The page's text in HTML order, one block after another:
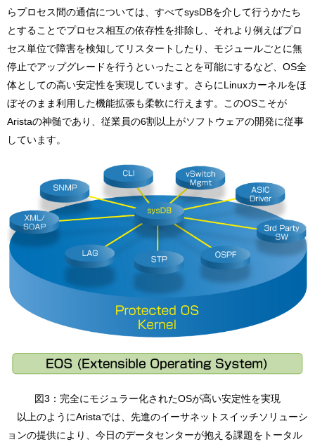
らプロセス間の通信については、すべてsysDBを介して行うかたち
とすることでプロセス相互の依存性を排除し、それより例えばプロ
セス単位で障害を検知してリスタートしたり、モジュールごとに無
停止でアップグレードを行うといったことを可能にするなど、OS全
体としての高い安定性を実現しています。さらにLinuxカーネルをほ
ぼそのまま利用した機能拡張も柔軟に行えます。このOSこそが
Aristaの神髄であり、従業員の6割以上がソフトウェアの開発に従事
しています。
図3：完全にモジュラー化されたOSが高い安定性を実現
以上のようにAristaでは、先進のイーサネットスイッチソリューシ
ョンの提供により、今日のデータセンターが抱える課題をトータル